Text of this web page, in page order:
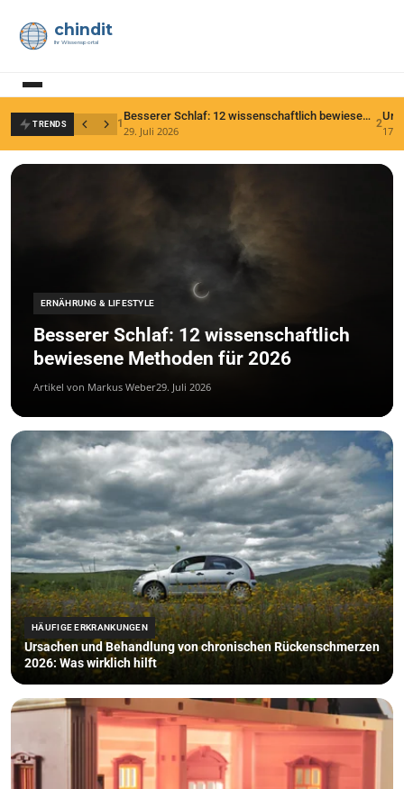
chindit
Ihr Wissensportal
TRENDS 1
Besserer Schlaf: 12 wissenschaftlich bewiesene Methoden für 2026
29. Juli 2026
2
17.
ERNÄHRUNG & LIFESTYLE
Besserer Schlaf: 12 wissenschaftlich
bewiesene Methoden für 2026
Artikel von Markus Weber29. Juli 2026
HÄUFIGE ERKRANKUNGEN
Ursachen und Behandlung von chronischen Rückenschmerzen
2026: Was wirklich hilft